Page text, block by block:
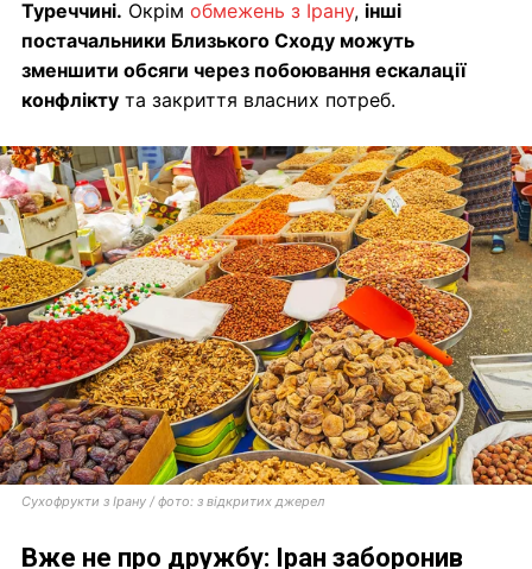
Туреччині. Окрім обмежень з Ірану, інші
постачальники Близького Сходу можуть
зменшити обсяги через побоювання ескалації
конфлікту та закриття власних потреб.
Сухофрукти з Ірану / фото: з відкритих джерел
Вже не про дружбу: Іран заборонив